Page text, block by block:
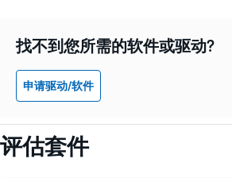
找不到您所需的软件或驱动?
申请驱动/软件
评估套件